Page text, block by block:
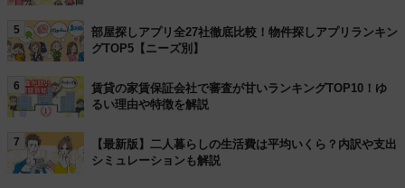
5
部屋探しアプリ全27社徹底比較！物件探しアプリランキン
グTOP5【ニーズ別】
6
賃貸の家賃保証会社で審査が甘いランキングTOP10！ゆ
るい理由や特徴を解説
7
【最新版】二人暮らしの生活費は平均いくら？内訳や支出
シミュレーションも解説